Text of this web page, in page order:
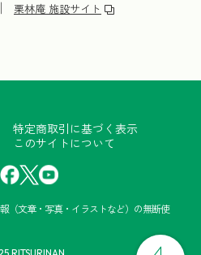
栗林庵 施設サイト
特定商取引に基づく表示
このサイトについて
（文章・写真・イラストなど）の無断使